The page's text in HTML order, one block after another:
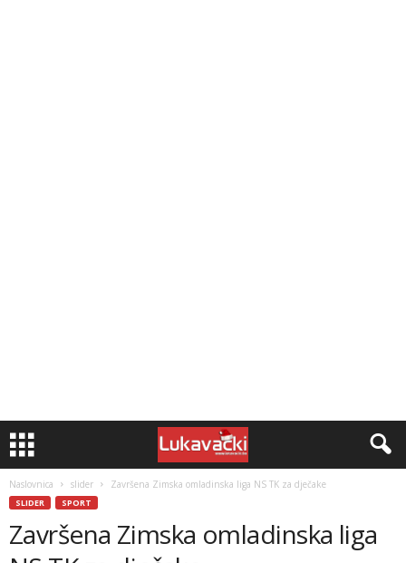
Naslovnica slider Završena Zimska omladinska liga NS TK za dječake
SLIDER SPORT
Završena Zimska omladinska liga